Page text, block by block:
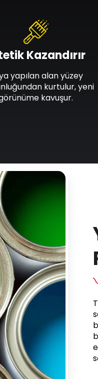
Kazandırır
yapılan alan yüzey
kurtulur, yeni
kavuşur.